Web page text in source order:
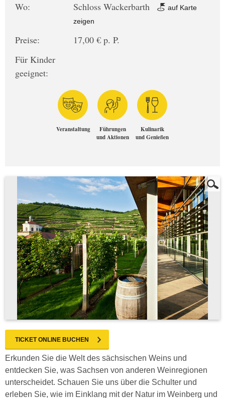
Wo:
Schloss Wackerbarth
auf Karte
zeigen
Preise:
17,00 € p. P.
Für Kinder
geeignet:
Veranstaltung
Führungen
und Aktionen
Kulinarik
und Genießen
TICKET ONLINE BUCHEN
Erkunden Sie die Welt des sächsischen Weins und
entdecken Sie, was Sachsen von anderen Weinregionen
unterscheidet. Schauen Sie uns über die Schulter und
erleben Sie, wie im Einklang mit der Natur im Weinberg und